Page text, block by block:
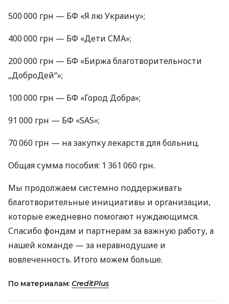
500 000 грн — БФ «Я лю Украину»;
400 000 грн — БФ «Дети СМА»;
200 000 грн — БФ «Биржа благотворительности
„ДоброДей“»;
100 000 грн — БФ «Город Добра»;
91 000 грн — БФ «SAS»;
70 060 грн — на закупку лекарств для больниц.
Общая сумма пособия: 1 361 060 грн.
Мы продолжаем системно поддерживать
благотворительные инициативы и организации,
которые ежедневно помогают нуждающимся.
Спасибо фондам и партнерам за важную работу, а
нашей команде — за неравнодушие и
вовлеченность. Итого можем больше.
По материалам: CreditPlus